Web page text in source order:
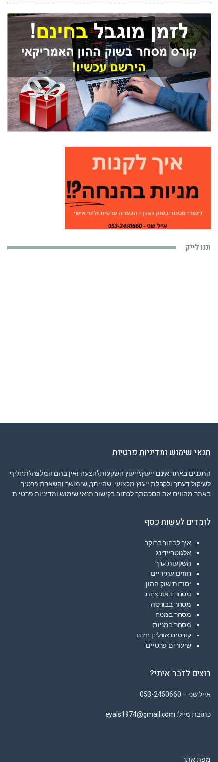
תנו לייק
תנאי שימוש ומדיניות פרטיות
התכנים באתר אינם ייעוץ\ייעוץ השקעות\הצעה ואין בהם המלצה\תחליף
לשיקול דעתך ולקבלת ייעוץ מקצועי. שהייתך, שימושך והשארת פרטיך
באתר מהווים את הסכמתך לכתוב בקישור תנאי שימוש ומדיניות פרטיות
לומדים לעשות כסף
איך לבחור ברוקר
אלגוטריידינג
השקעות ערך
חוזים עתידיים
יסודות שוק ההון
מסחר באופציות
מסחר בבורסה
מסחר במטח
מסחר במניות
קורסים אונליין חינם
שיעורים פרטיים
רוצים לדבר איתי?
אייל שני – 053-2450660
כתובת מייל: eyals1974@gmail.com
מפת אתר